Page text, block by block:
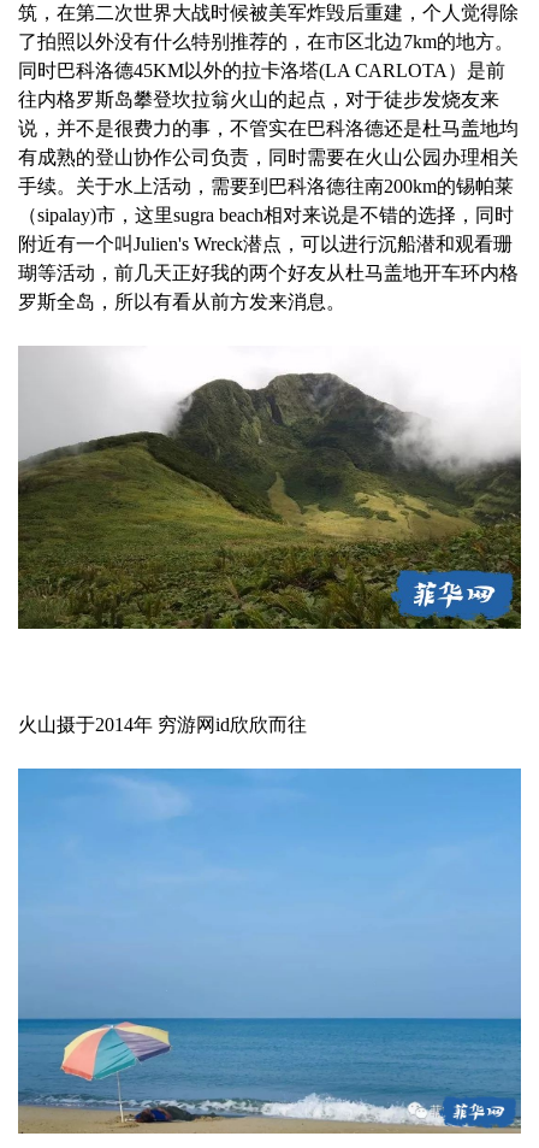
筑，在第二次世界大战时候被美军炸毁后重建，个人觉得除
了拍照以外没有什么特别推荐的，在市区北边7km的地方。
同时巴科洛德45KM以外的拉卡洛塔(LA CARLOTA）是前
往内格罗斯岛攀登坎拉翁火山的起点，对于徒步发烧友来
说，并不是很费力的事，不管实在巴科洛德还是杜马盖地均
有成熟的登山协作公司负责，同时需要在火山公园办理相关
手续。关于水上活动，需要到巴科洛德往南200km的锡帕莱
（sipalay)市，这里sugra beach相对来说是不错的选择，同时
附近有一个叫Julien's Wreck潜点，可以进行沉船潜和观看珊
瑚等活动，前几天正好我的两个好友从杜马盖地开车环内格
罗斯全岛，所以有看从前方发来消息。
火山摄于2014年 穷游网id欣欣而往